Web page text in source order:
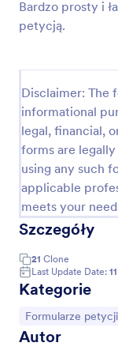
Bardzo prosty i
petycją.
Disclaimer: The
informational
legal, financial,
forms are
using any such
applicable
meets your
Szczegóły
21 Clone
Last Update Date:
Kategorie
Go to Category:
Formularze petycji
Autor